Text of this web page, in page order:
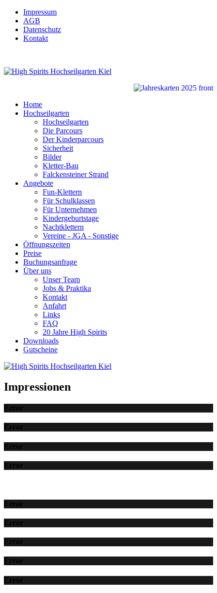
Impressum
AGB
Datenschutz
Kontakt
Home
Hochseilgarten
Hochseilgarten
Die Parcours
Der Kinderparcours
Sicherheit
Bilder
Kletter-Bau
Falckensteiner Strand
Angebote
Fun-Klettern
Für Schulklassen
Für Unternehmen
Kindergeburtstage
Nachtklettern
Vereine - JGA - Sonstige
Öffnungszeiten
Preise
Buchungsanfrage
Über uns
Unser Team
Jobs & Praktika
Kontakt
Anfahrt
Links
FAQ
20 Jahre High Spirits
Downloads
Gutscheine
Impressionen
Error
Error
Error
Error
Error
Error
Error
Error
Error